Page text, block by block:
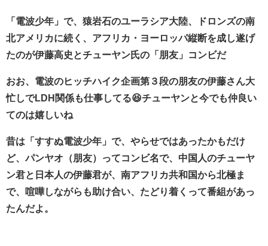
「電波少年」で、猿岩石のユーラシア大陸、ドロンズの南
北アメリカに続く、アフリカ・ヨーロッパ縦断を成し遂げ
たのが伊藤高史とチューヤン氏の「朋友」コンビだ
おお、電波のヒッチハイク企画第３段の朋友の伊藤さん大
忙しでLDH関係も仕事してる😆チューヤンと今でも仲良い
てのは嬉しいね
昔は「すすぬ電波少年」で、やらせではあったかもだけ
ど、パンヤオ（朋友）ってコンビ名で、中国人のチューヤ
ン君と日本人の伊藤君が、南アフリカ共和国から北極ま
で、喧嘩しながらも助け合い、たどり着くって番組があっ
たんだよ。